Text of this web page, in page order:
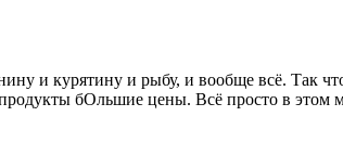
и курятину и рыбу, и вообще всё. Так
бОльшие цены. Всё просто в этом